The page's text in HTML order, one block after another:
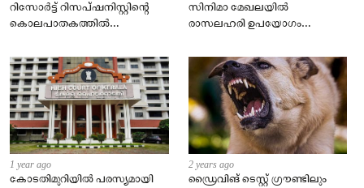
റിസോര്‍ട്ട് റിസപ്ഷനിസ്റ്റിന്റെ
കൊലപാതകത്തില്‍
ചാറ്റ്
സിനിമാ മേഖലയില്‍
രാസലഹരി ഉപയോഗം
നടന്മാരും ലഹരി
ഉപയോഗിക്കുന്നുണ്ട്; ഷൈന്‍
ടോം ചാക്കോ
1 year ago
കോടതിമുറിയിൽ പരസ്യമായി
2 years ago
ഡ്രൈവിങ് ടെസ്റ്റ് ഗ്രൗണ്ടിലും